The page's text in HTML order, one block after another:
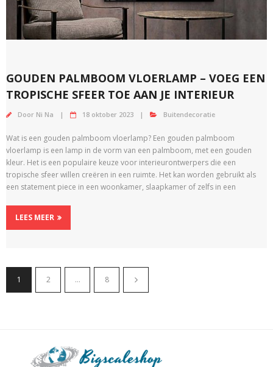
GOUDEN PALMBOOM VLOERLAMP – VOEG EEN
TROPISCHE SFEER TOE AAN JE INTERIEUR
Door Ni Na 18 oktober 2023 Buitendecoratie
Wat is een gouden palmboom vloerlamp? Een gouden palmboom
vloerlamp is een lamp in de vorm van een palmboom, met een gouden
kleur. Het is een populaire keuze voor interieurontwerpers die een
tropische sfeer willen creëren in een ruimte. Het kan worden gebruikt als
een statement piece in een woonkamer, slaapkamer of zelfs in een
LEES MEER
1 2 … 8